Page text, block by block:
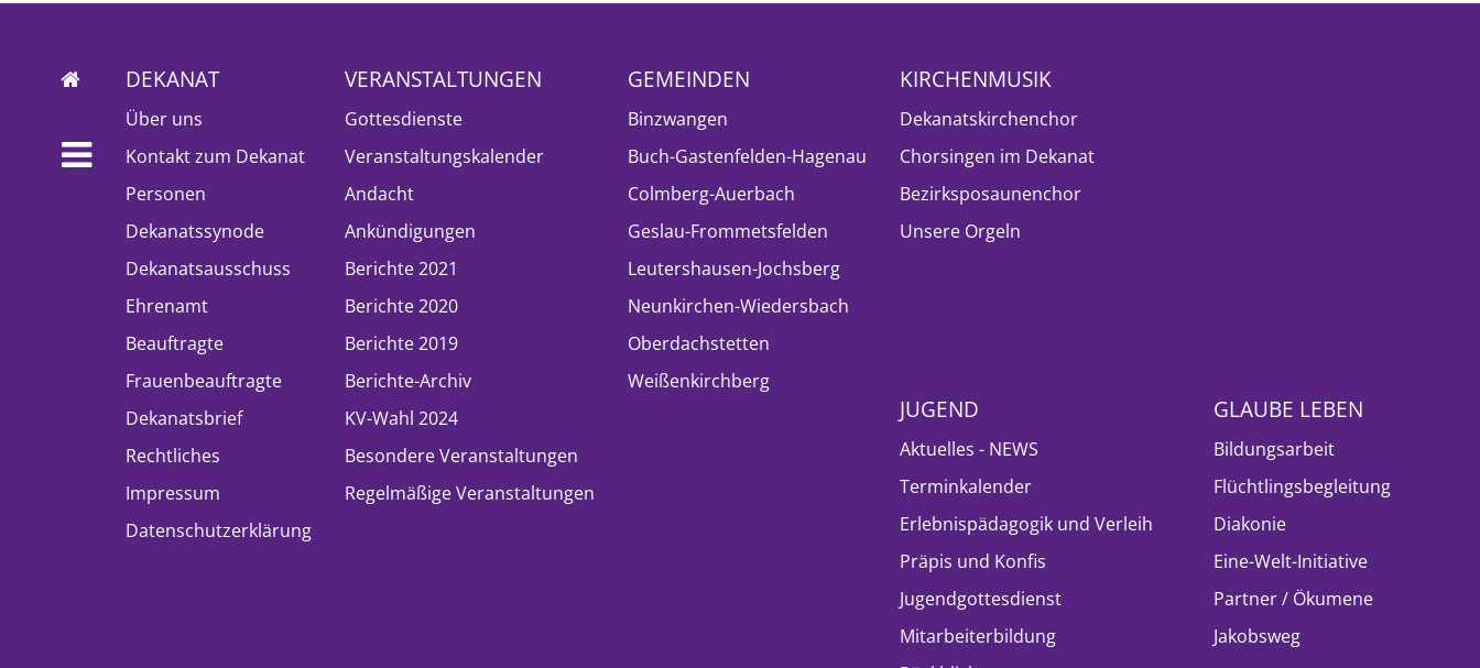
DEKANAT
Über uns
Kontakt zum Dekanat
Personen
Dekanatssynode
Dekanatsausschuss
Ehrenamt
Beauftragte
Frauenbeauftragte
Dekanatsbrief
Rechtliches
Impressum
Datenschutzerklärung
VERANSTALTUNGEN
Gottesdienste
Veranstaltungskalender
Andacht
Ankündigungen
Berichte 2021
Berichte 2020
Berichte 2019
Berichte-Archiv
KV-Wahl 2024
Besondere Veranstaltungen
Regelmäßige Veranstaltungen
GEMEINDEN
Binzwangen
Buch-Gastenfelden-Hagenau
Colmberg-Auerbach
Geslau-Frommetsfelden
Leutershausen-Jochsberg
Neunkirchen-Wiedersbach
Oberdachstetten
Weißenkirchberg
KIRCHENMUSIK
Dekanatskirchenchor
Chorsingen im Dekanat
Bezirksposaunenchor
Unsere Orgeln
JUGEND
Aktuelles - NEWS
Terminkalender
Erlebnispädagogik und Verleih
Präpis und Konfis
Jugendgottesdienst
Mitarbeiterbildung
GLAUBE LEBEN
Bildungsarbeit
Flüchtlingsbegleitung
Diakonie
Eine-Welt-Initiative
Partner / Ökumene
Jakobsweg